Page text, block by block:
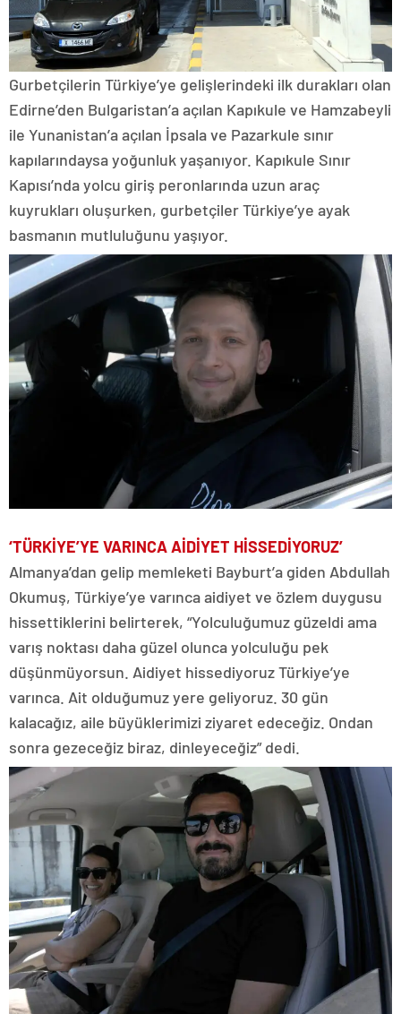
Gurbetçilerin Türkiye’ye gelişlerindeki ilk durakları olan
Edirne’den Bulgaristan’a açılan Kapıkule ve Hamzabeyli
ile Yunanistan’a açılan İpsala ve Pazarkule sınır
kapılarındaysa yoğunluk yaşanıyor. Kapıkule Sınır
Kapısı’nda yolcu giriş peronlarında uzun araç
kuyrukları oluşurken, gurbetçiler Türkiye’ye ayak
basmanın mutluluğunu yaşıyor.
‘TÜRKİYE’YE VARINCA AİDİYET HİSSEDİYORUZ’
Almanya’dan gelip memleketi Bayburt’a giden Abdullah
Okumuş, Türkiye’ye varınca aidiyet ve özlem duygusu
hissettiklerini belirterek, “Yolculuğumuz güzeldi ama
varış noktası daha güzel olunca yolculuğu pek
düşünmüyorsun. Aidiyet hissediyoruz Türkiye’ye
varınca. Ait olduğumuz yere geliyoruz. 30 gün
kalacağız, aile büyüklerimizi ziyaret edeceğiz. Ondan
sonra gezeceğiz biraz, dinleyeceğiz” dedi.